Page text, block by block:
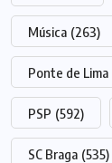
Música (263)
Ponte de Lima
PSP (592)
SC Braga (535)